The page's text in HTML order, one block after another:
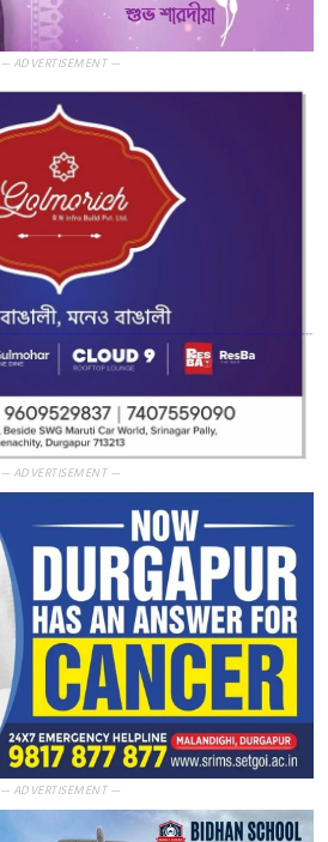
— ADVERTISEMENT —
— ADVERTISEMENT —
— ADVERTISEMENT —